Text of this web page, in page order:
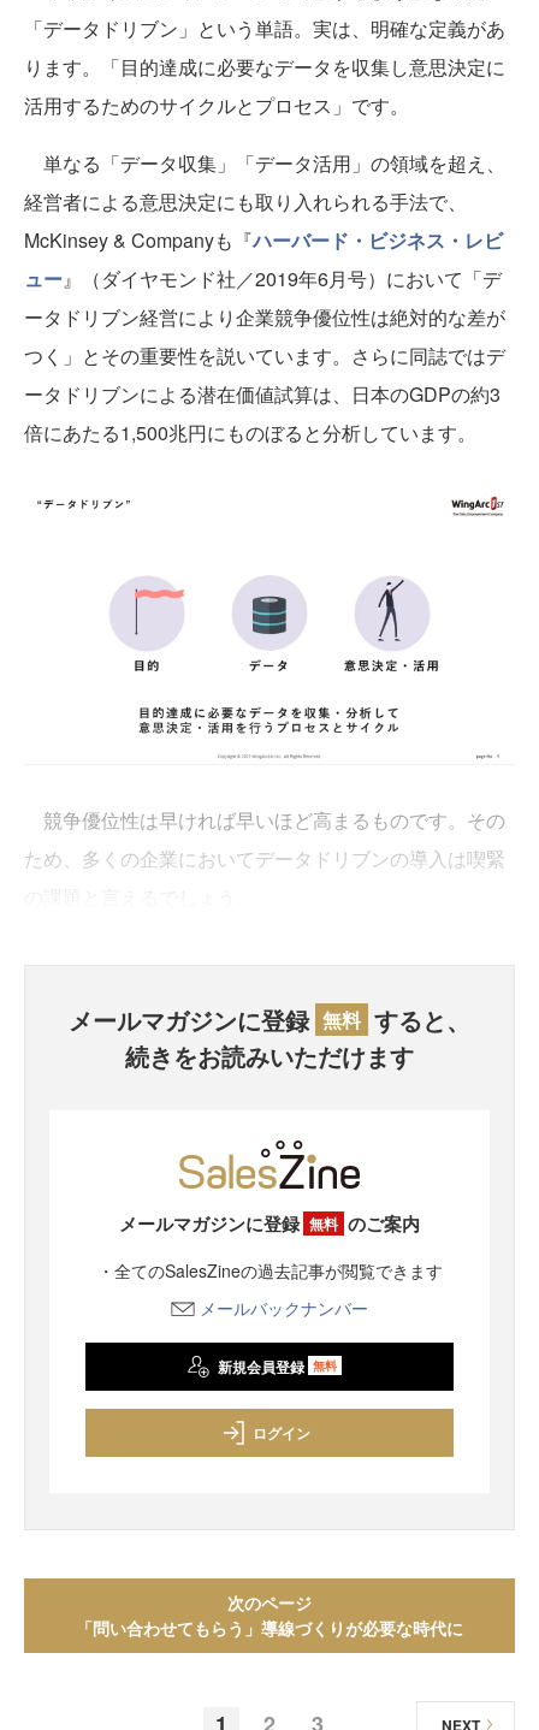
「データドリブン」という単語。実は、明確な定義があ
ります。「目的達成に必要なデータを収集し意思決定に
活用するためのサイクルとプロセス」です。
単なる「データ収集」「データ活用」の領域を超え、
経営者による意思決定にも取り入れられる手法で、
McKinsey & Companyも『ハーバード・ビジネス・レビ
ュー』（ダイヤモンド社／2019年6月号）において「デ
ータドリブン経営により企業競争優位性は絶対的な差が
つく」とその重要性を説いています。さらに同誌ではデ
ータドリブンによる潜在価値試算は、日本のGDPの約3
倍にあたる1,500兆円にものぼると分析しています。
競争優位性は早ければ早いほど高まるものです。その
ため、多くの企業においてデータドリブンの導入は喫緊
メールマガジンに登録 無料 すると、
続きをお読みいただけます
メールマガジンに登録 無料 のご案内
・全てのSalesZineの過去記事が閲覧できます
メールバックナンバー
新規会員登録 無料
ログイン
次のページ
「問い合わせてもらう」導線づくりが必要な時代に
NEXT